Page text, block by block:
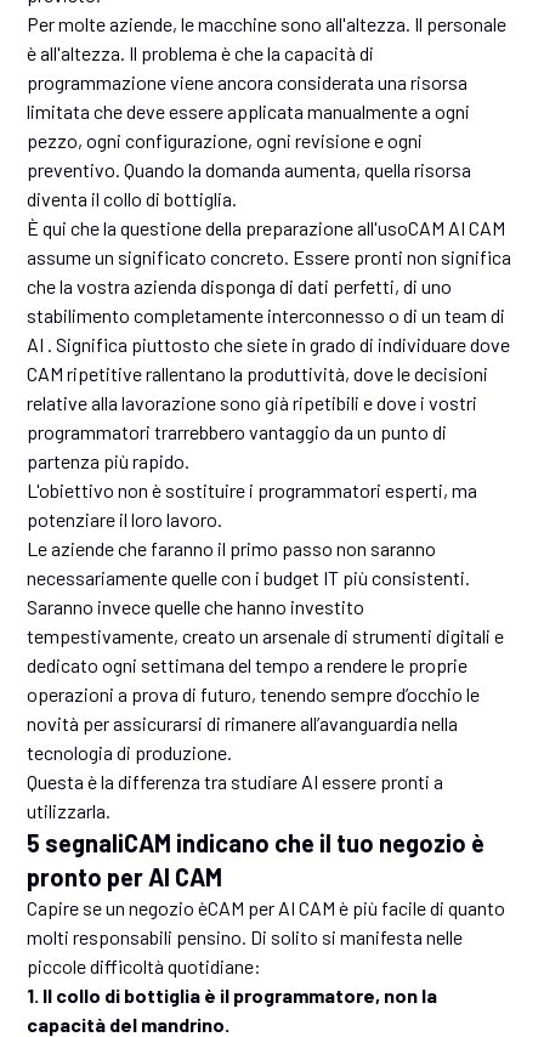
Per molte aziende, le macchine sono all'altezza. Il personale
è all'altezza. Il problema è che la capacità di
programmazione viene ancora considerata una risorsa
limitata che deve essere applicata manualmente a ogni
pezzo, ogni configurazione, ogni revisione e ogni
preventivo. Quando la domanda aumenta, quella risorsa
diventa il collo di bottiglia.
È qui che la questione della preparazione all'usoCAM AI CAM
assume un significato concreto. Essere pronti non significa
che la vostra azienda disponga di dati perfetti, di uno
stabilimento completamente interconnesso o di un team di
AI . Significa piuttosto che siete in grado di individuare dove
CAM ripetitive rallentano la produttività, dove le decisioni
relative alla lavorazione sono già ripetibili e dove i vostri
programmatori trarrebbero vantaggio da un punto di
partenza più rapido.
L'obiettivo non è sostituire i programmatori esperti, ma
potenziare il loro lavoro.
Le aziende che faranno il primo passo non saranno
necessariamente quelle con i budget IT più consistenti.
Saranno invece quelle che hanno investito
tempestivamente, creato un arsenale di strumenti digitali e
dedicato ogni settimana del tempo a rendere le proprie
operazioni a prova di futuro, tenendo sempre d’occhio le
novità per assicurarsi di rimanere all’avanguardia nella
tecnologia di produzione.
Questa è la differenza tra studiare AI essere pronti a
utilizzarla.
5 segnaliCAM indicano che il tuo negozio è
pronto per AI CAM
Capire se un negozio èCAM per AI CAM è più facile di quanto
molti responsabili pensino. Di solito si manifesta nelle
piccole difficoltà quotidiane:
1. Il collo di bottiglia è il programmatore, non la
capacità del mandrino.